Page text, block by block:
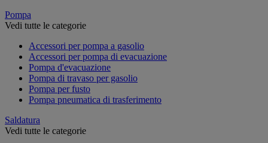
Pompa
Vedi tutte le categorie
Accessori per pompa a gasolio
Accessori per pompa di evacuazione
Pompa d'evacuazione
Pompa di travaso per gasolio
Pompa per fusto
Pompa pneumatica di trasferimento
Saldatura
Vedi tutte le categorie